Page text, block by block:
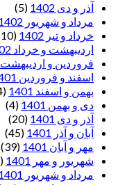
آذر و دی 1402
(5)
مرداد و شهریور 1402
خرداد و تیر 1402
(10)
اردیبهشت و خرداد 1402
فروردین و اردیبهشت 1402
اسفند و فروردین 1401
بهمن و اسفند 1401
(4)
دی و بهمن 1401
(4)
آذر و دی 1401
(20)
آبان و آذر 1401
(45)
مهر و آبان 1401
(39)
شهریور و مهر 1401
(2)
مرداد و شهریور 1401